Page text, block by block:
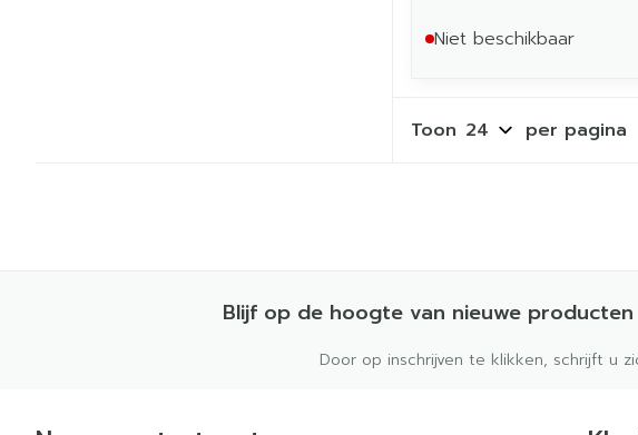
Niet beschikbaar
Toon per pagina
Blijf op de hoogte van nieuwe
Door op inschrijven te klikken, schrijft u